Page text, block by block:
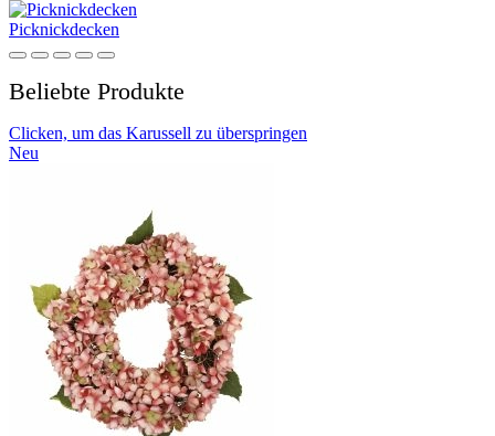
Picknickdecken
Beliebte Produkte
Clicken, um das Karussell zu überspringen
Neu